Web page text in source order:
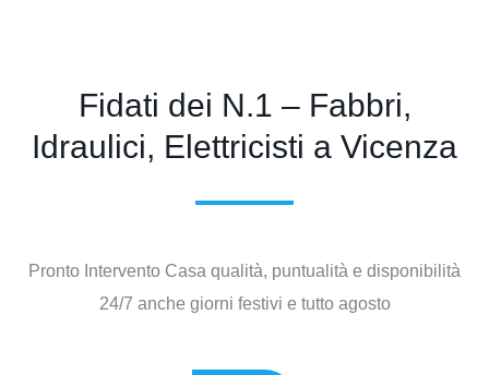
Fidati dei N.1 – Fabbri,
Idraulici, Elettricisti a Vicenza
Pronto Intervento Casa qualità, puntualità e disponibilità
24/7 anche giorni festivi e tutto agosto